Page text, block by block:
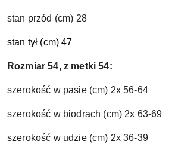
stan przód (cm) 28
stan tył (cm) 47
Rozmiar 54, z metki 54:
szerokość w pasie (cm) 2x 56-64
szerokość w biodrach (cm) 2x 63-69
szerokość w udzie (cm) 2x 36-39